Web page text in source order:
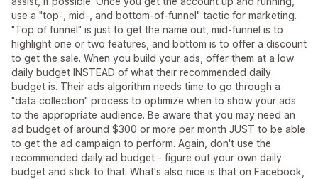
use a "top-, mid-, and bottom-of-funnel" tactic for marketing.
"Top of funnel" is just to get the name out, mid-funnel is to
highlight one or two features, and bottom is to offer a discount
to get the sale. When you build your ads, offer them at a low
daily budget INSTEAD of what their recommended daily
budget is. Their ads algorithm needs time to go through a
"data collection" process to optimize when to show your ads
to the appropriate audience. Be aware that you may need an
ad budget of around $300 or more per month JUST to be able
to get the ad campaign to perform. Again, don't use the
recommended daily ad budget - figure out your own daily
budget and stick to that. What's also nice is that on Facebook,